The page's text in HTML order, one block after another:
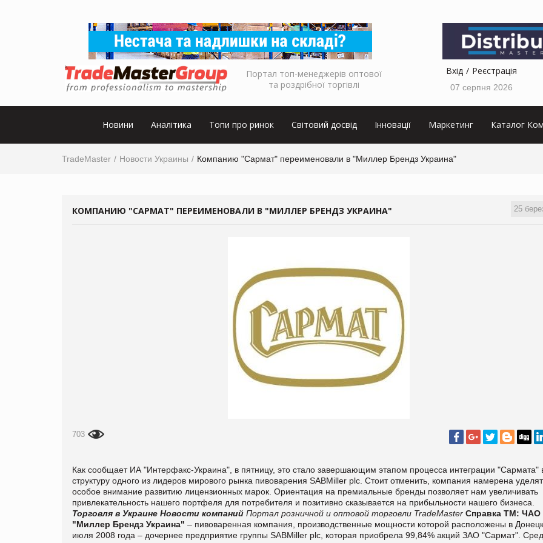
Портал топ-менеджерів оптової
та роздрібної торгівлі
Вхід Реєстрація
07 серпня 2026
Новини Аналітика Топи про ринок Світовий досвід Інновації Маркетинг Каталог
TradeMaster Новости Украины Компанию "Сармат" переименовали в "Миллер Брендз Украина"
25
КОМПАНИЮ "САРМАТ" ПЕРЕИМЕНОВАЛИ В "МИЛЛЕР БРЕНДЗ УКРАИНА"
703
Как сообщает ИА "Интерфакс-Украина", в пятницу, это стало завершающим этапом процесса интеграции "Сармата"
структуру одного из лидеров мирового рынка пивоварения SABMiller plc. Стоит отменить, компания намерена
особое внимание развитию лицензионных марок. Ориентация на премиальные бренды позволяет нам увеличивать
привлекательность нашего портфеля для потребителя и позитивно сказывается на прибыльности нашего бизнеса.
Торговля в Украине Новости компаний Портал розничной и оптовой торговли TradeMaster Справка ТМ: ЧАО
"Миллер Брендз Украина" – пивоваренная компания, производственные мощности которой расположены в
июля 2008 года – дочернее предприятие группы SABMiller plc, которая приобрела 99,84% акций ЗАО "Сармат".